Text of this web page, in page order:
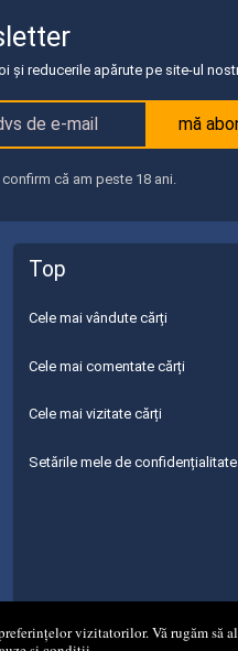
vizitatorilor. Vă rugăm să
și reducerile apărute pe site-ul
mă
că am peste 18 ani.
Top
Cele mai vândute cărți
Cele mai comentate cărți
Cele mai vizitate cărți
Setările mele de confidențialitate